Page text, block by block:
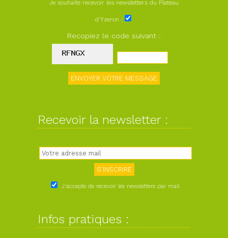
Je souhaite recevoir les newsletters du Plateau
d'Yzeron :
Recopiez le code suivant :
Recevoir la newsletter :
J'accepte de recevoir les newsletters par mail
Infos pratiques :